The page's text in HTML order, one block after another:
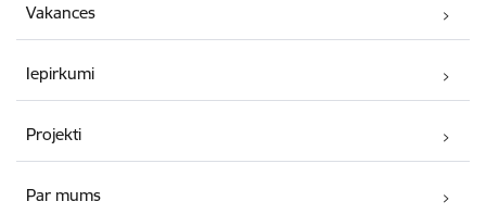
Vakances
Iepirkumi
Projekti
Par mums